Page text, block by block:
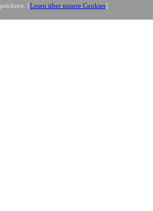
[Lesen über unsere Cookies].